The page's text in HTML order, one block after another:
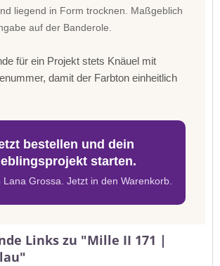
liegend in Form trocknen. Maßgeblich
auf der Banderole.
für ein Projekt stets Knäuel mit
damit der Farbton einheitlich
bestellen und dein
starten.
Lana Grossa. Jetzt in den Warenkorb.
Links zu "Mille II 171 |